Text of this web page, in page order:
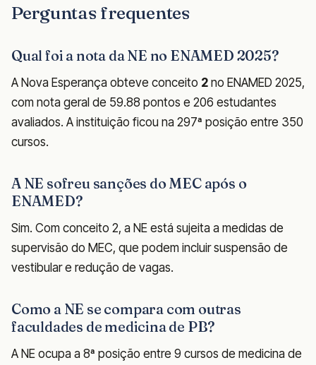
Perguntas frequentes
Qual foi a nota da NE no ENAMED 2025?
A Nova Esperança obteve conceito 2 no ENAMED 2025,
com nota geral de 59.88 pontos e 206 estudantes
avaliados. A instituição ficou na 297ª posição entre 350
cursos.
A NE sofreu sanções do MEC após o
ENAMED?
Sim. Com conceito 2, a NE está sujeita a medidas de
supervisão do MEC, que podem incluir suspensão de
vestibular e redução de vagas.
Como a NE se compara com outras
faculdades de medicina de PB?
A NE ocupa a 8ª posição entre 9 cursos de medicina de